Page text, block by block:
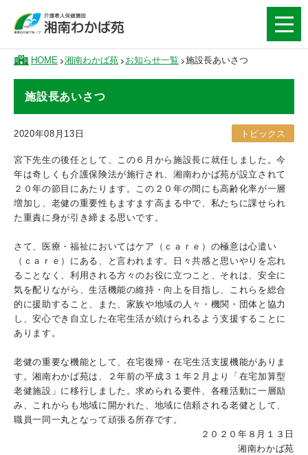
HOME 湘南わかば苑 お知らせ一覧 施設長あいさつ
施設長あいさつ
2020年08月13日 トピックス
宮下先生の後任として、この６月から施設長に就任しました。今
年は奇しくも介護保険法が施行され、湘南わかば苑が設立されて
２０年の節目にあたります。この２０年の間にも高齢化率が一層
増加し、老健の重要性もますます高まる中で、私たちに課せられ
た重責に身が引き締まる思いです。
さて、医療・福祉においてはケア（ｃａｒｅ）の極意は心遣い
（ｃａｒｅ）にある、と言われます。日々共感と思いやりを忘れ
ることなく、利用される方々のお役に立つこと、それは、安全に
気を配りながら、生活機能の維持・向上を目指し、これらを総合
的に援助すること、また、家族や地域の人々・機関・団体と協力
し、安心でき自立した在宅生活が続けられるよう支援することに
あります。
老健の重要な機能として、在宅復帰・在宅生活支援機能がありま
す。湘南わかば苑は、２年前の平成３１年２月より「在宅加算型
老健施設」に移行しました。求められる要件、各種活動に一層励
み、これからも地域に開かれた、地域に信頼される老健として、
職員一同一丸となって頑張る所存です。
２０２０年８月１３日
湘南わかば苑